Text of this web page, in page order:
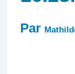
Par